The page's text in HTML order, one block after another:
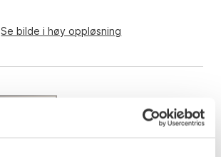
Se bilde i høy oppløsning